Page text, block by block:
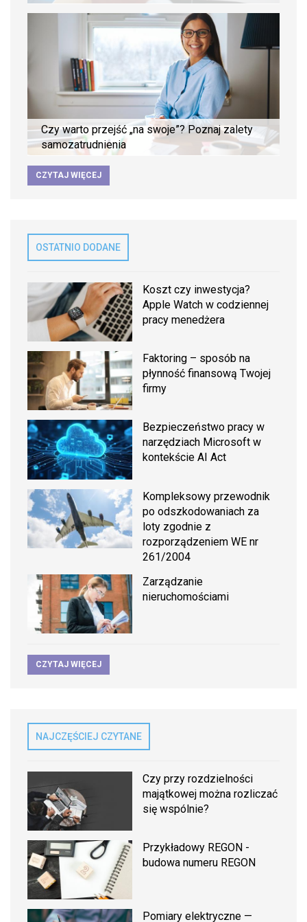
Czy warto przejść „na swoje”? Poznaj zalety
samozatrudnienia
CZYTAJ WIĘCEJ
OSTATNIO DODANE
Koszt czy inwestycja?
Apple Watch w codziennej
pracy menedżera
Faktoring – sposób na
płynność finansową Twojej
firmy
Bezpieczeństwo pracy w
narzędziach Microsoft w
kontekście AI Act
Kompleksowy przewodnik
po odszkodowaniach za
loty zgodnie z
rozporządzeniem WE nr
261/2004
Zarządzanie
nieruchomościami
CZYTAJ WIĘCEJ
NAJCZĘŚCIEJ CZYTANE
Czy przy rozdzielności
majątkowej można rozliczać
się wspólnie?
Przykładowy REGON -
budowa numeru REGON
Pomiary elektryczne —